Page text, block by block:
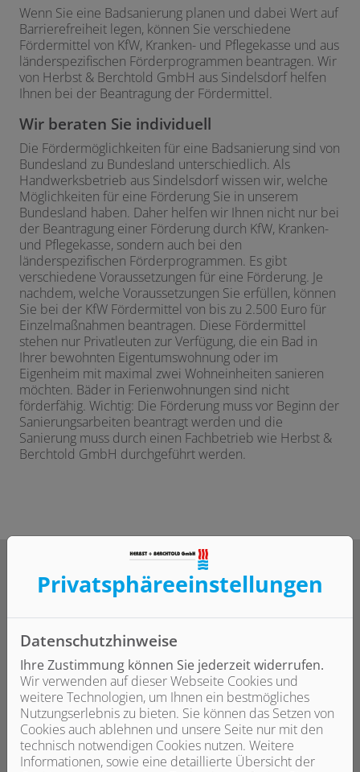
Wenn Sie eine Badsanierung planen und dabei Wert auf
Barrierefreiheit legen, können Sie verschiedene
Fördermittel von KfW, Kranken- und Pflegekasse und aus
länderspezifischen Förderprogrammen beantragen. Wir
von Herbst & Berchtold GmbH aus Sindelsdorf helfen
Ihnen bei der Beantragung der Fördermittel.
Wir beraten Sie individuell
Die Fördermöglichkeiten für eine Badsanierung sind von
Bundesland zu Bundesland unterschiedlich. Als
Handwerksbetrieb aus Sindelsdorf wissen wir, welche
Möglichkeiten für eine Förderung Sie in unserem
Bundesland haben. Daher helfen wir Ihnen nicht nur bei
der Beantragung einer Förderung durch KfW, Kranken-
und Pflegekasse, sondern auch bei den
länderspezifischen Förderprogrammen. Es gibt
verschiedene Voraussetzungen für eine Förderung. Je
nachdem, welche Voraussetzungen Sie erfüllen, können
Sie bei der KfW Fördermittel von bis zu 2.500 Euro für
Einzelmaßnahmen beantragen. Diese Fördermittel
stehen nur Privatleuten zur Verfügung, die ein Bad in
Ihrer bewohnten Eigentumswohnung oder im
Eigenheim mit maximal zwei Wohneinheiten sanieren
möchten. Bäder in Ferienwohnungen sind nicht
förderfähig. Wichtig: Die Förderung muss vor Beginn der
Sanierungsarbeiten beantragt werden und die
Sanierung muss durch einen Fachbetrieb wie Herbst &
Berchtold GmbH durchgeführt werden.
Die Mindestanforderungen
für eine Förderung
Raumänderungen
Privatsphäre­einstellungen
Datenschutzhinweise
Ihre Zustimmung können Sie jederzeit widerrufen.
Wir verwenden auf dieser Webseite Cookies und
weitere Technologien, um Ihnen ein bestmögliches
Nutzungserlebnis zu bieten. Sie können das Setzen von
Cookies auch ablehnen und unsere Seite nur mit den
technisch notwendigen Cookies nutzen. Weitere
Informationen, sowie eine detaillierte Übersicht der